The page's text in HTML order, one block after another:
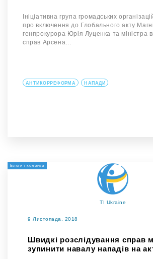
Ініціативна група громадських
про включення до Глобального акту
генпрокурора Юрія Луценка та міністра
справ Арсена…
АНТИКОРРЕФОРМА НАПАДИ
Блоги і колонки
TI Ukraine
9 Листопада, 2018
Швидкі розслідування справ
зупинити навалу нападів на